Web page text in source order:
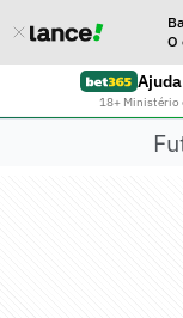
O
18+ Ministério